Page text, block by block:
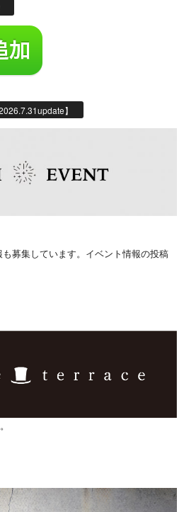
】
募集しています。イベント情報の投稿